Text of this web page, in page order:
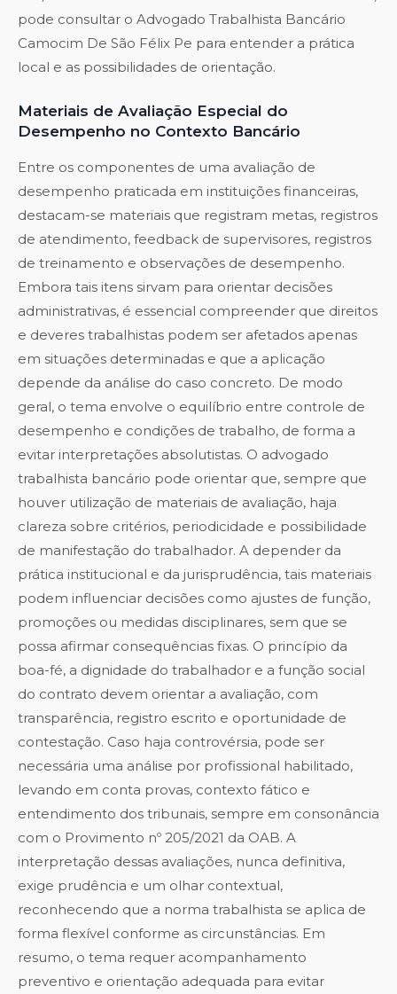
pode consultar o Advogado Trabalhista Bancário
Camocim De São Félix Pe para entender a prática
local e as possibilidades de orientação.
Materiais de Avaliação Especial do
Desempenho no Contexto Bancário
Entre os componentes de uma avaliação de
desempenho praticada em instituições financeiras,
destacam-se materiais que registram metas, registros
de atendimento, feedback de supervisores, registros
de treinamento e observações de desempenho.
Embora tais itens sirvam para orientar decisões
administrativas, é essencial compreender que direitos
e deveres trabalhistas podem ser afetados apenas
em situações determinadas e que a aplicação
depende da análise do caso concreto. De modo
geral, o tema envolve o equilíbrio entre controle de
desempenho e condições de trabalho, de forma a
evitar interpretações absolutistas. O advogado
trabalhista bancário pode orientar que, sempre que
houver utilização de materiais de avaliação, haja
clareza sobre critérios, periodicidade e possibilidade
de manifestação do trabalhador. A depender da
prática institucional e da jurisprudência, tais materiais
podem influenciar decisões como ajustes de função,
promoções ou medidas disciplinares, sem que se
possa afirmar consequências fixas. O princípio da
boa-fé, a dignidade do trabalhador e a função social
do contrato devem orientar a avaliação, com
transparência, registro escrito e oportunidade de
contestação. Caso haja controvérsia, pode ser
necessária uma análise por profissional habilitado,
levando em conta provas, contexto fático e
entendimento dos tribunais, sempre em consonância
com o Provimento nº 205/2021 da OAB. A
interpretação dessas avaliações, nunca definitiva,
exige prudência e um olhar contextual,
reconhecendo que a norma trabalhista se aplica de
forma flexível conforme as circunstâncias. Em
resumo, o tema requer acompanhamento
preventivo e orientação adequada para evitar